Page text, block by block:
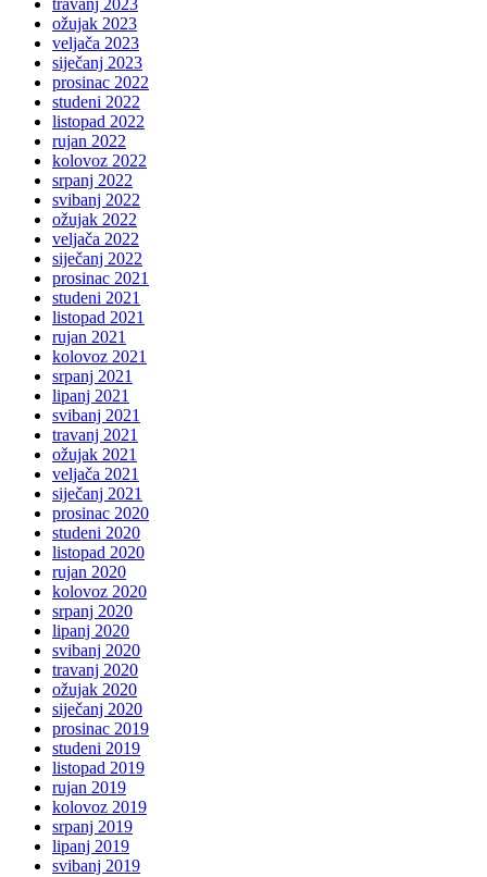
travanj 2023
ožujak 2023
veljača 2023
siječanj 2023
prosinac 2022
studeni 2022
listopad 2022
rujan 2022
kolovoz 2022
srpanj 2022
svibanj 2022
ožujak 2022
veljača 2022
siječanj 2022
prosinac 2021
studeni 2021
listopad 2021
rujan 2021
kolovoz 2021
srpanj 2021
lipanj 2021
svibanj 2021
travanj 2021
ožujak 2021
veljača 2021
siječanj 2021
prosinac 2020
studeni 2020
listopad 2020
rujan 2020
kolovoz 2020
srpanj 2020
lipanj 2020
svibanj 2020
travanj 2020
ožujak 2020
siječanj 2020
prosinac 2019
studeni 2019
listopad 2019
rujan 2019
kolovoz 2019
srpanj 2019
lipanj 2019
svibanj 2019